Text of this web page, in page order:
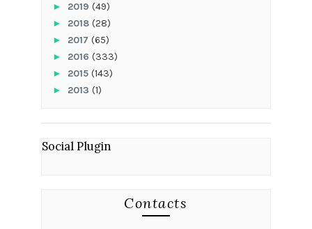
► 2019 (49)
► 2018 (28)
► 2017 (65)
► 2016 (333)
► 2015 (143)
► 2013 (1)
Social Plugin
Contacts